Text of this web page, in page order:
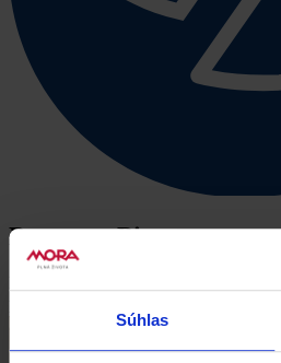
Súhlas
Program Pizza